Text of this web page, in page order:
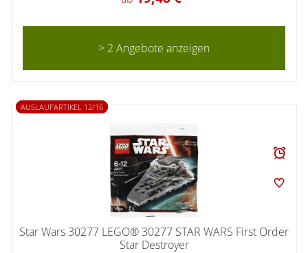
> 2 Angebote anzeigen
AUSLAUFARTIKEL 12/16
Star Wars 30277 LEGO® 30277 STAR WARS First Order
Star Destroyer